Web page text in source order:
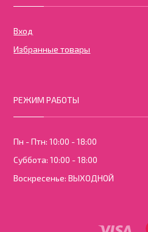
Вход
Избранные товары
РЕЖИМ РАБОТЫ
Пн - Птн: 10:00 - 18:00
Суббота: 10:00 - 18:00
Воскресенье: ВЫХОДНОЙ